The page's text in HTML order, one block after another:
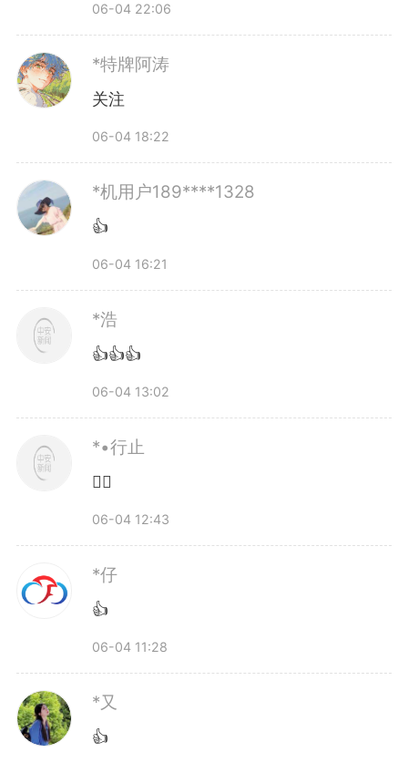
06-04 22:06
*特牌阿涛
关注
06-04 18:22
*机用户189****1328
👍
06-04 16:21
*浩
👍👍👍
06-04 13:02
*•行止
👌🏻
06-04 12:43
*仔
👍
06-04 11:28
*又
👍